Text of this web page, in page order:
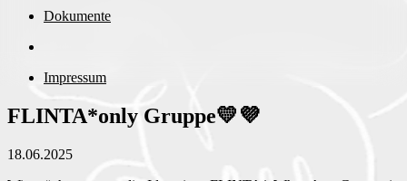
Dokumente
Impressum
FLINTA*only Gruppe💛💜
18.06.2025